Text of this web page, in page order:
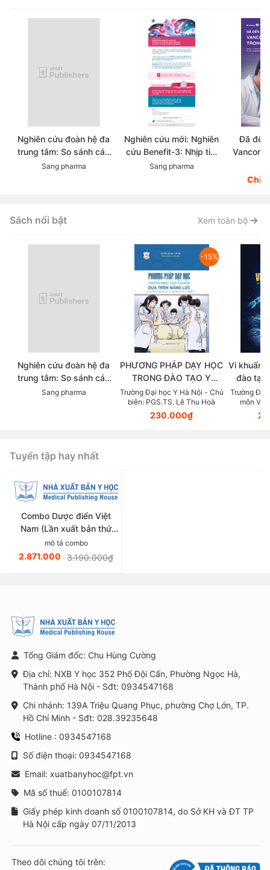
Nghiên cứu đoàn hệ đa
trung tâm: So sánh các
chẹn beta trong thực tế
Sang pharma
Nghiên cứu mới: Nghiên
cứu Benefit-3: Nhịp tim
ban đầu có dự đoán được
Sang pharma
Đã đến
Chỉ
Sách nổi bật Xem toàn bộ
Nghiên cứu đoàn hệ đa
trung tâm: So sánh các
chẹn beta trong thực tế
Sang pharma
-15%
PHƯƠNG PHÁP DẠY HỌC
TRONG ĐÀO TẠO Y
KHOA DỰA TRÊN NĂNG
LỰC (Tài liệu dành cho
giảng viên các ngành
Trường Đại học Y Hà Nội - Chủ
biên: PGS.TS. Lê Thu Hoà
230.000₫
Vi khuẩn
đào tạo
viên
Trường Đại
môn Vi
Tuyển tập hay nhất
Combo Dược điển Việt
Nam (Lần xuất bản thứ
sáu)
mô tả combo
2.871.000 3.190.000₫
Tổng Giám đốc: Chu Hùng Cường
Địa chỉ: NXB Y học 352 Phố Đội Cấn, Phường Ngọc Hà,
Thành phố Hà Nội - Sđt: 0934547168
Chi nhánh: 139A Triệu Quang Phục, phường Chợ Lớn, TP.
Hồ Chí Minh - Sđt: 028.39235648
Hotline : 0934547168
Số điện thoại: 0934547168
Email: xuatbanyhoc@fpt.vn
Mã số thuế: 0100107814
Giấy phép kinh doanh số 0100107814, do Sở KH và ĐT TP
Hà Nội cấp ngày 07/11/2013
Theo dõi chúng tôi trên: